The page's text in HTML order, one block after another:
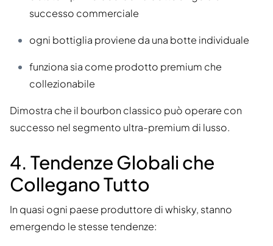
successo commerciale
ogni bottiglia proviene da una botte individuale
funziona sia come prodotto premium che
collezionabile
Dimostra che il bourbon classico può operare con
successo nel segmento ultra-premium di lusso.
4. Tendenze Globali che
Collegano Tutto
In quasi ogni paese produttore di whisky, stanno
emergendo le stesse tendenze: